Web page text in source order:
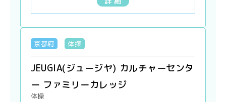
京都府 体操
JEUGIA(ジュージヤ) カルチャーセンタ
ー ファミリーカレッジ
体操